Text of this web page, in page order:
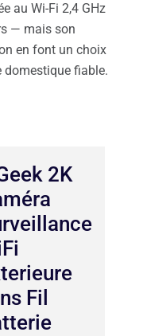
au Wi-Fi 2,4 GHz
— mais son
en font un choix
domestique fiable.
2K
Fil